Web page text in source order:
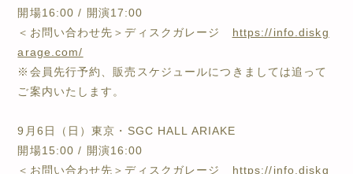
開場16:00 / 開演17:00
＜お問い合わせ先＞ディスクガレージ https://info.diskg
arage.com/
※会員先行予約、販売スケジュールにつきましては追って
ご案内いたします。
9月6日（日）東京・SGC HALL ARIAKE
開場15:00 / 開演16:00
＜お問い合わせ先＞ディスクガレージ https://info.diskg